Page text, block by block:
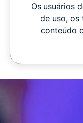
Os usuários
de uso, os
conteúdo